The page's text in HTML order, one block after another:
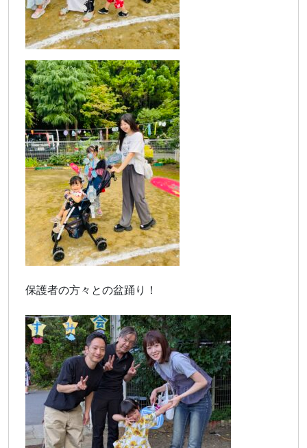
保護者の方々との盆踊り！